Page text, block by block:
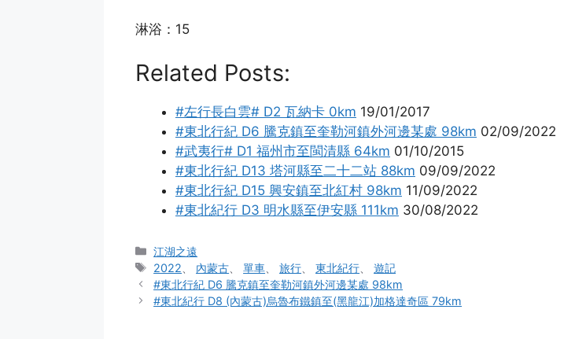
淋浴：15
Related Posts:
#左行長白雲# D2 瓦納卡 0km 19/01/2017
#東北行紀 D6 騰克鎮至奎勒河鎮外河邊某處 98km 02/09/2022
#武夷行# D1 福州市至閩清縣 64km 01/10/2015
#東北行紀 D13 塔河縣至二十二站 88km 09/09/2022
#東北行紀 D15 興安鎮至北紅村 98km 11/09/2022
#東北紀行 D3 明水縣至伊安縣 111km 30/08/2022
分
类
江湖之遠
标
签
2022 內蒙古 、單車 、旅行 、東北紀行 、遊記
#東北行紀 D6 騰克鎮至奎勒河鎮外河邊某處 98km
#東北紀行 D8 (內蒙古)烏魯布鐵鎮至(黑龍江)加格達奇區 79km